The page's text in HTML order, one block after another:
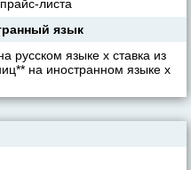
листа
язык
русском языке х ставка из
на иностранном языке х